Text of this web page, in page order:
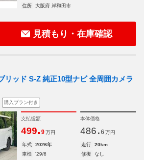
住所
大阪府 岸和田市
見積もり・在庫確認
リッド S-Z 純正10型ナビ 全周囲カメラ
購入プラン付き
支払総額
499.9 万円
本体価格
486. 6 万円
年式 2026年 走行
20km
車検
'29/6 修復
なし